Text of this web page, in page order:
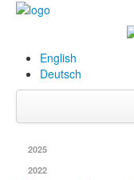
English
Deutsch
2025
2022